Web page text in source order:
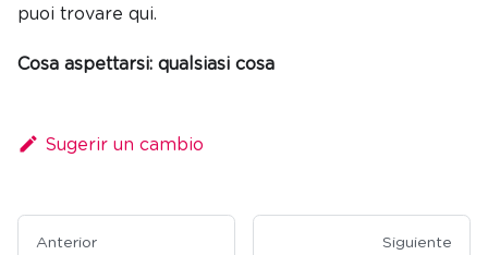
puoi trovare qui.
Cosa aspettarsi: qualsiasi cosa
Sugerir un cambio
Anterior Siguiente